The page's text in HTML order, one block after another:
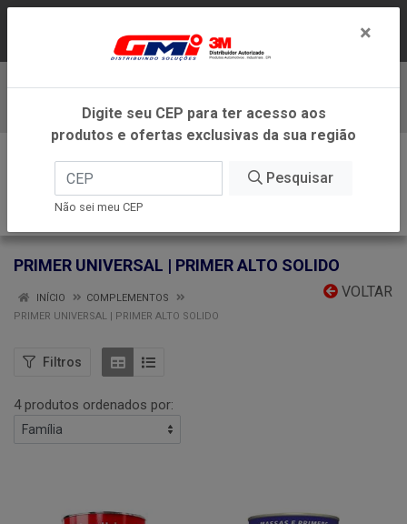
DENTRO DO ESTADO DE MINAS GERAIS.
PRIMER UNIVERSAL | PRIMER ALTO SOLIDO
VOLTAR
INÍCIO
COMPLEMENTOS
PRIMER UNIVERSAL | PRIMER ALTO SOLIDO
Filtros
4 produtos ordenados por:
×
Digite seu CEP para ter acesso aos
produtos e ofertas exclusivas da sua região
Pesquisar
Não sei meu CEP